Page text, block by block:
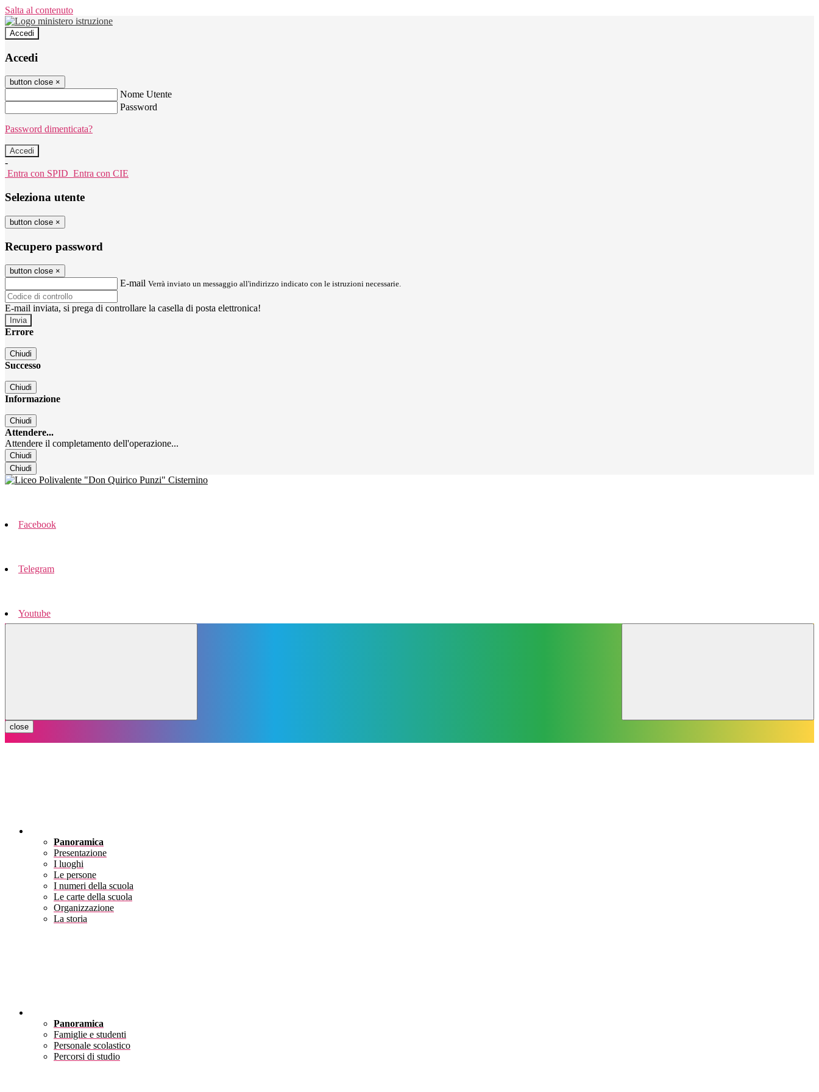
Salta al contenuto
Accedi
Accedi
button close ×
Nome Utente
Password
Password dimenticata?
-
Entra con SPID Entra con CIE
Seleziona utente
button close ×
Recupero password
button close ×
E-mail Verrà inviato un messaggio all'indirizzo indicato con le istruzioni necessarie.
E-mail inviata, si prega di controllare la casella di posta elettronica!
Errore
Chiudi
Successo
Chiudi
Informazione
Chiudi
Attendere...
Attendere il completamento dell'operazione...
Chiudi
Chiudi
Facebook
Telegram
Youtube
close
Panoramica
Presentazione
I luoghi
Le persone
I numeri della scuola
Le carte della scuola
Organizzazione
La storia
Panoramica
Famiglie e studenti
Personale scolastico
Percorsi di studio